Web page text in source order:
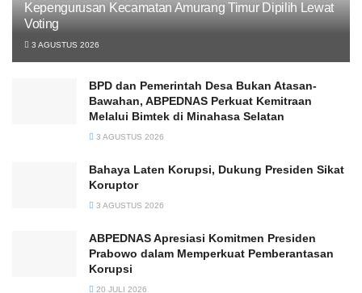
Kepengurusan Kecamatan Amurang Timur Dipilih Lewat
Voting
3 AGUSTUS 2026
BPD dan Pemerintah Desa Bukan Atasan-
Bawahan, ABPEDNAS Perkuat Kemitraan
Melalui Bimtek di Minahasa Selatan
3 AGUSTUS 2026
Bahaya Laten Korupsi, Dukung Presiden Sikat
Koruptor
3 AGUSTUS 2026
ABPEDNAS Apresiasi Komitmen Presiden
Prabowo dalam Memperkuat Pemberantasan
Korupsi
20 JULI 2026